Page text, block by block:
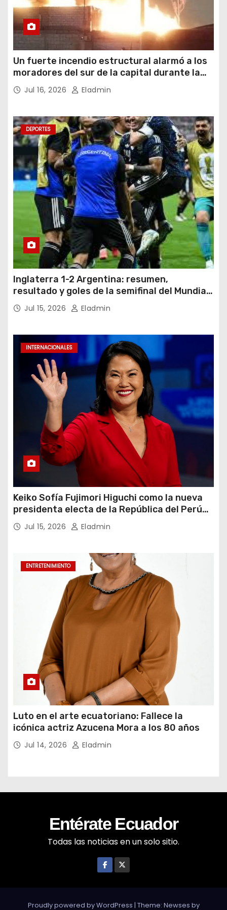
Un fuerte incendio estructural alarmó a los
moradores del sur de la capital durante la
noche del miércoles 15 de julio de 2026
Jul 16, 2026 Eladmin
DEPORTES
Inglaterra 1-2 Argentina: resumen,
resultado y goles de la semifinal del Mundial
2026Jul 15, 2026 Eladmin
INTERNACIONALES
Keiko Sofía Fujimori Higuchi como la nueva
presidenta electa de la República del Perú
para el periodo constitucional 2026-2031
Jul 15, 2026 Eladmin
ENTRETENIMIENTO
Luto en el arte ecuatoriano: Fallece la
icónica actriz Azucena Mora a los 80 años
Jul 14, 2026 Eladmin
Entérate Ecuador
Todas las noticias en un solo sitio.
Proudly powered by WordPress | Theme: Newses by